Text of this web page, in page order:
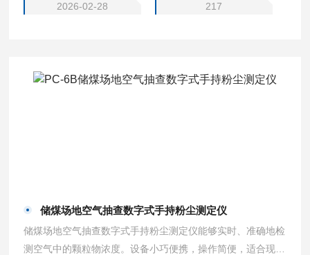
2026-02-28
217
储煤场地空气抽查数字式手持粉尘测定仪
储煤场地空气抽查数字式手持粉尘测定仪能够实时、准确地检
测空气中的颗粒物浓度。设备小巧便携，操作简便，适合现场